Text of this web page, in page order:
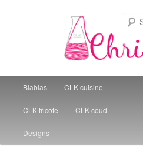
Christal Little
Skip to primary content
Skip to secondary content
Blablas CLK cuisine
CLK tricote CLK coud
Designs